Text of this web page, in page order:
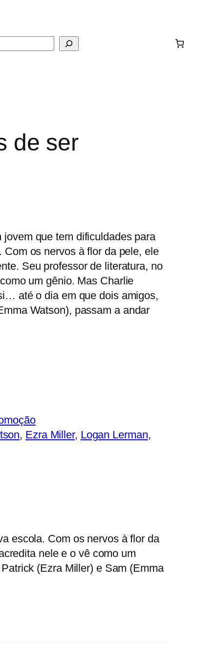
de ser
que tem dificuldades para
os nervos à flor da pele, ele
Seu professor de literatura, no
um gênio. Mas Charlie
até o dia em que dois amigos,
Watson), passam a andar
, Ezra Miller, Logan Lerman
escola. Com os nervos à flor da
nele e o vê como um
(Ezra Miller) e Sam (Emma